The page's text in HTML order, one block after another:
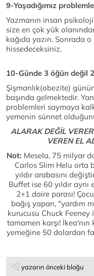
9-Yaşadığımız
Yazmanın insan
size en çok yük
kağıda yazın. Sonrada
hissedeceksiniz.
10-Günde 3 öğün değil
Şişmanlık(obezite)
başında gelmektedir.
problemleri saymaya
yemenin sünnet
ALARAK DEĞİL
VEREN EL
Not: Mesela, 75 milyar
Carlos Slim Helu orta
yıldır arabasını
Buffet ise 60 yıldır
2+1 daire parası!
bağış yapan, "yardım
kurucusu Chuck Feeney
tamamen karşı!
yemeğine 50 dolardan
yazarın önceki bloğu